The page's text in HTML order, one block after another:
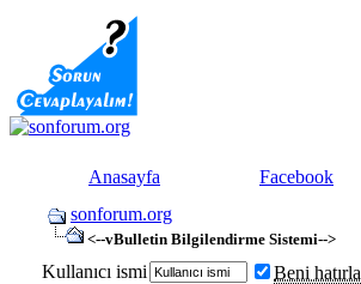
Anasayfa Facebook
sonforum.org
<--vBulletin Bilgilendirme Sistemi-->
Kullanıcı ismi
Beni hatırla